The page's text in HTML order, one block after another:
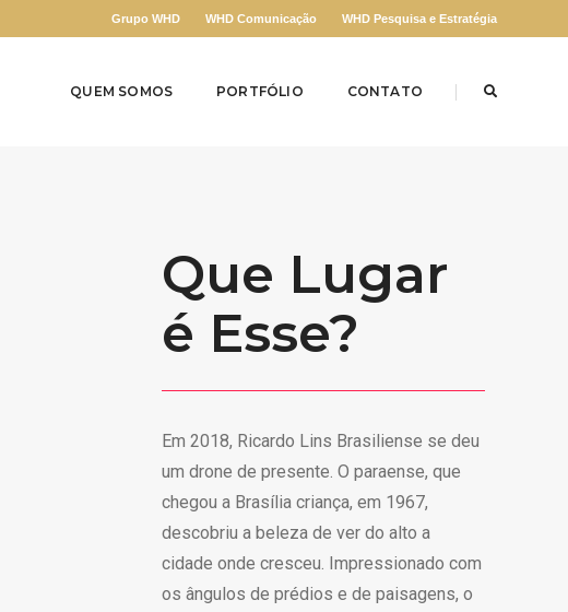
Grupo WHD WHD Comunicação WHD Pesquisa e Estratégia
QUEM SOMOS PORTFÓLIO CONTATO
Que Lugar
é Esse?
Em 2018, Ricardo Lins Brasiliense se deu
um drone de presente. O paraense, que
chegou a Brasília criança, em 1967,
descobriu a beleza de ver do alto a
cidade onde cresceu. Impressionado com
os ângulos de prédios e de paisagens, o